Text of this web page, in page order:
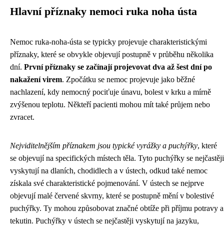
Hlavní příznaky nemoci ruka noha ústa
Nemoc ruka-noha-ústa se typicky projevuje charakteristickými
příznaky, které se obvykle objevují postupně v průběhu několika
dní. První příznaky se začínají projevovat dva až šest dní po
nakažení virem. Zpočátku se nemoc projevuje jako běžné
nachlazení, kdy nemocný pociťuje únavu, bolest v krku a mírně
zvýšenou teplotu. Někteří pacienti mohou mít také průjem nebo
zvracet.
Nejviditelnějším příznakem jsou typické vyrážky a puchýřky, které
se objevují na specifických místech těla. Tyto puchýřky se nejčastěji
vyskytují na dlaních, chodidlech a v ústech, odkud také nemoc
získala své charakteristické pojmenování. V ústech se nejprve
objevují malé červené skvrny, které se postupně mění v bolestivé
puchýřky. Ty mohou způsobovat značné obtíže při příjmu potravy a
tekutin. Puchýřky v ústech se nejčastěji vyskytují na jazyku,